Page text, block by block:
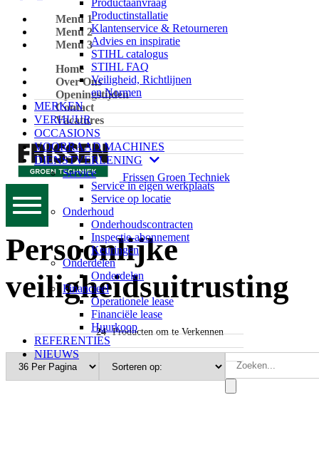
Productaanvraag
Productinstallatie
Klantenservice & Retourneren
Advies en inspiratie
STIHL catalogus
STIHL FAQ
Veiligheid, Richtlijnen
en Normen
MERKEN
VERHUUR
OCCASIONS
VOORRAAD MACHINES
DIENSTVERLENING
Service
Service in eigen werkplaats
Service op locatie
Onderhoud
Onderhoudscontracten
Inspectie-abonnement
Keuringen
Onderdelen
Onderdelen
Financieel
Operationele lease
Financiële lease
Huurkoop
REFERENTIES
NIEUWS
Menu 1
Menu 2
Menu 3
Home
Over Ons
Openingstijden
Contact
Vacatures
Frissen Groen Techniek
Persoonlijke
veiligheidsuitrusting
24 Producten om te Verkennen